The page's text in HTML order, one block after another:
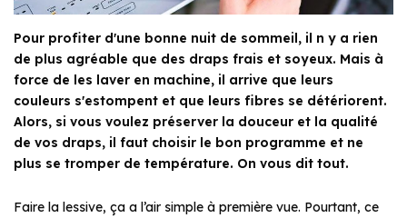
Pour profiter d'une bonne nuit de sommeil, il n y a rien
de plus agréable que des draps frais et soyeux. Mais à
force de les laver en machine, il arrive que leurs
couleurs s'estompent et que leurs fibres se détériorent.
Alors, si vous voulez préserver la douceur et la qualité
de vos draps, il faut choisir le bon programme et ne
plus se tromper de température. On vous dit tout.
Faire la lessive, ça a l’air simple à première vue. Pourtant, ce